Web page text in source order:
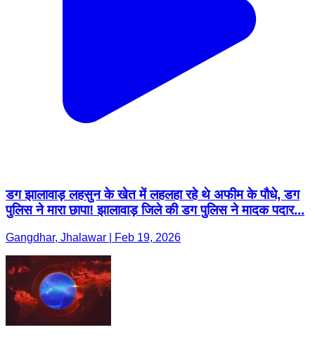
डग झालावाड़ लहसुन के खेत में लहलहा रहे थे अफीम के पौधे, डग
पुलिस ने मारा छापा! झालावाड़ जिले की डग पुलिस ने मादक पदार...
Gangdhar, Jhalawar | Feb 19, 2026